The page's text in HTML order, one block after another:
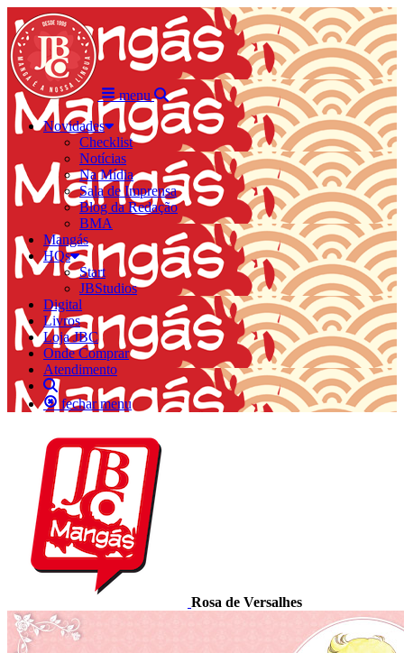
menu
Novidades
Checklist
Notícias
Na Mídia
Sala de Imprensa
Blog da Redação
BMA
Mangás
HQs
Start
JBStudios
Digital
Livros
Loja JBC
Onde Comprar
Atendimento
fechar menu
Rosa de Versalhes